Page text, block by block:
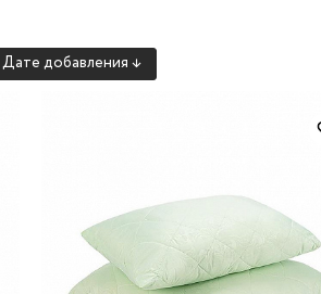
Дате добавления ↓